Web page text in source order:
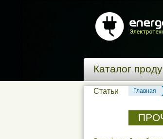
Каталог
Статьи Главная